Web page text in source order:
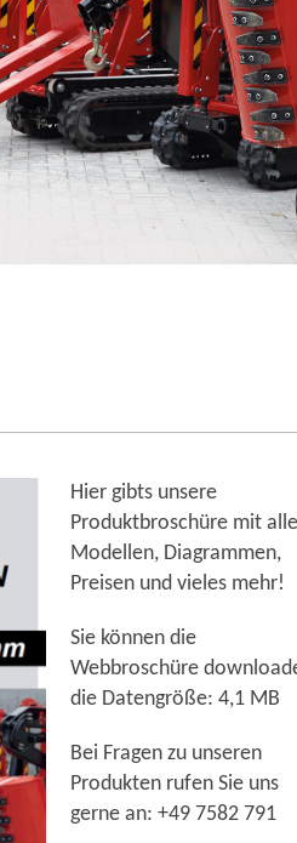
Hier gibts unsere
Produktbroschüre mit
Modellen, Diagrammen,
Preisen und vieles mehr!
Sie können die
Webbroschüre
die Datengröße: 4,1 MB
Bei Fragen zu unseren
Produkten rufen Sie uns
gerne an: +49 7582 791